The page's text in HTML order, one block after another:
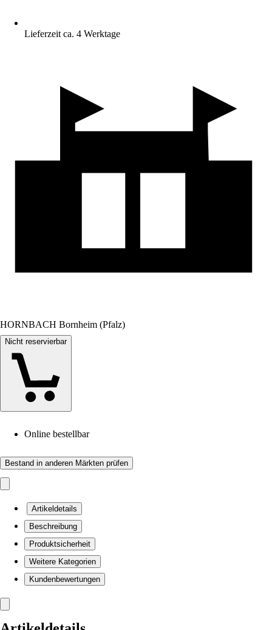
Lieferzeit ca. 4 Werktage
HORNBACH Bornheim (Pfalz)
Nicht reservierbar
Online bestellbar
Bestand in anderen Märkten prüfen
Artikeldetails
Beschreibung
Produktsicherheit
Weitere Kategorien
Kundenbewertungen